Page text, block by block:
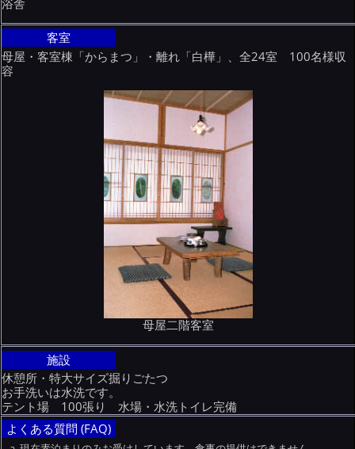
客室
母屋・客室棟「からまつ」・離れ「白樺」、全24室 100名様収
容
母屋二階客室
施設
休憩所・特大サイズ掘りごたつ
お手洗いは水洗です。
テント場 100張り 水場・水洗トイレ完備
よくある質問 (FAQ)